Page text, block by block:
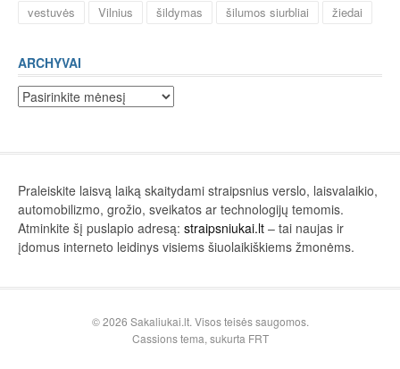
vestuvės
Vilnius šildymas šilumos siurbliai žiedai
ARCHYVAI
Archyvai
Praleiskite laisvą laiką skaitydami straipsnius verslo, laisvalaikio,
automobilizmo, grožio, sveikatos ar technologijų temomis.
Atminkite šį puslapio adresą: straipsniukai.lt – tai naujas ir
įdomus interneto leidinys visiems šiuolaikiškiems žmonėms.
© 2026 Sakaliukai.lt. Visos teisės saugomos.
Cassions tema, sukurta FRT